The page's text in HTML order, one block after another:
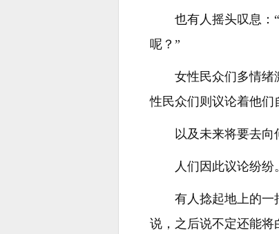
也有人摇头叹息：
呢？”
女性民众们多情绪
性民众们则议论着他们
以及未来将要去向
人们因此议论纷纷。
有人捻起地上的一
说，之后说不定还能将